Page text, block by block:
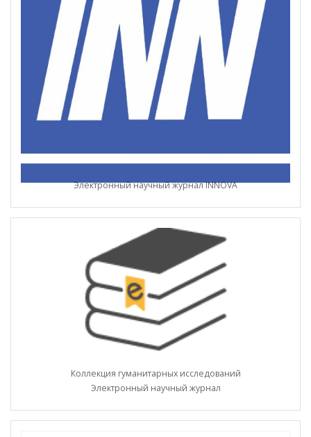
Электронный научный журнал INNOVA
Коллекция гуманитарных исследований
Электронный научный журнал